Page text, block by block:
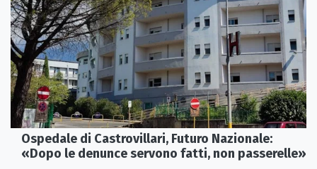
Ospedale di Castrovillari, Futuro Nazionale:
«Dopo le denunce servono fatti, non passerelle»